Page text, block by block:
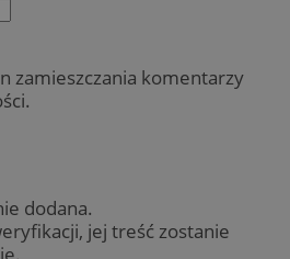
zamieszczania komentarzy
dodana.
jej treść zostanie